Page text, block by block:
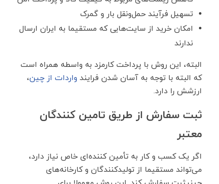
تسهیل فرآیند حمل‌ونقل بار و گمرک
امکان خرید از سایت‌هایی که مستقیما به ایران ارسال
ندارند
البته، این روش با پرداخت کارمزد به واسطه همراه است
که البته با توجه به آسان شدن فرایند واردات از چین،
ارزشش را دارد.
ثبت سفارش از طریق تامین ‌کنندگان
معتبر
اگر یک کسب‌ و کار به تأمین ‌کننده‌ای خاص نیاز دارد،
می‌تواند مستقیما از تولیدکنندگان و کارخانه‌های